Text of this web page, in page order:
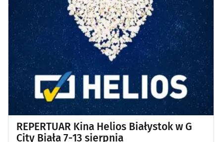
Klubowe, taneczne, granie do piwa(44)
Koncerty (86)
Koncerty muzyki poważnej(1)
Kino, teatr(110)
Wernisaże, wydarzenia artystyczne (3)
Wystawy(24)
REPERTUAR Kina Helios Białystok w G
City Biała 7-13 sierpnia